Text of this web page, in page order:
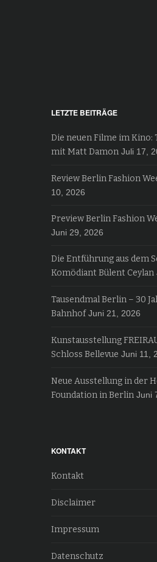
LETZTE BEITRÄGE
Die neuen Filme im Kino:
mit Matt Damon Juli 17,
Review Berlin Fashion
10, 2026
Preview Berlin Fashion
Juni 29, 2026
Die Entführung aus dem
Komödiant Bülent Ceylan
Tausendmal Berlin – 30
Bahnhof Juni 21, 2026
Kunstausstellung
Schloss Bellevue Juni 11,
Neue Ausstellung in der
Foundation in Berlin Juni
KONTAKT
Kontakt
Disclaimer
Impressum
Datenschutz